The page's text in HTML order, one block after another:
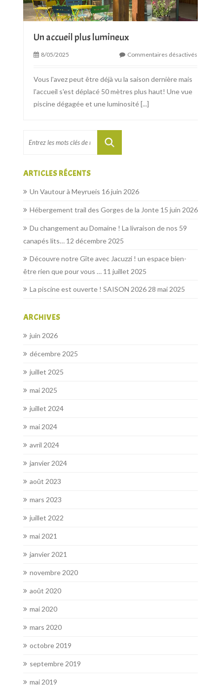
Un accueil plus lumineux
8/05/2025 Commentaires désactivés
Vous l'avez peut être déjà vu la saison dernière mais
l'accueil s'est déplacé 50 mètres plus haut! Une vue
piscine dégagée et une luminosité[...]
ARTICLES RÉCENTS
Un Vautour à Meyrueis 16 juin 2026
Hébergement trail des Gorges de la Jonte 15 juin 2026
Du changement au Domaine ! La livraison de nos 59
canapés lits… 12 décembre 2025
Découvre notre Gîte avec Jacuzzi ! un espace bien-
être rien que pour vous … 11 juillet 2025
La piscine est ouverte ! SAISON 2026 28 mai 2025
ARCHIVES
juin 2026
décembre 2025
juillet 2025
mai 2025
juillet 2024
mai 2024
avril 2024
janvier 2024
août 2023
mars 2023
juillet 2022
mai 2021
janvier 2021
novembre 2020
août 2020
mai 2020
mars 2020
octobre 2019
septembre 2019
mai 2019